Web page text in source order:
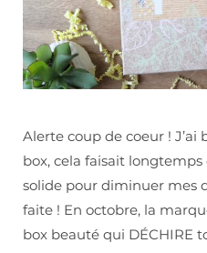
Alerte coup de coeur !
box, cela faisait
solide pour diminuer mes
faite ! En octobre, la
box beauté qui DÉCHIRE